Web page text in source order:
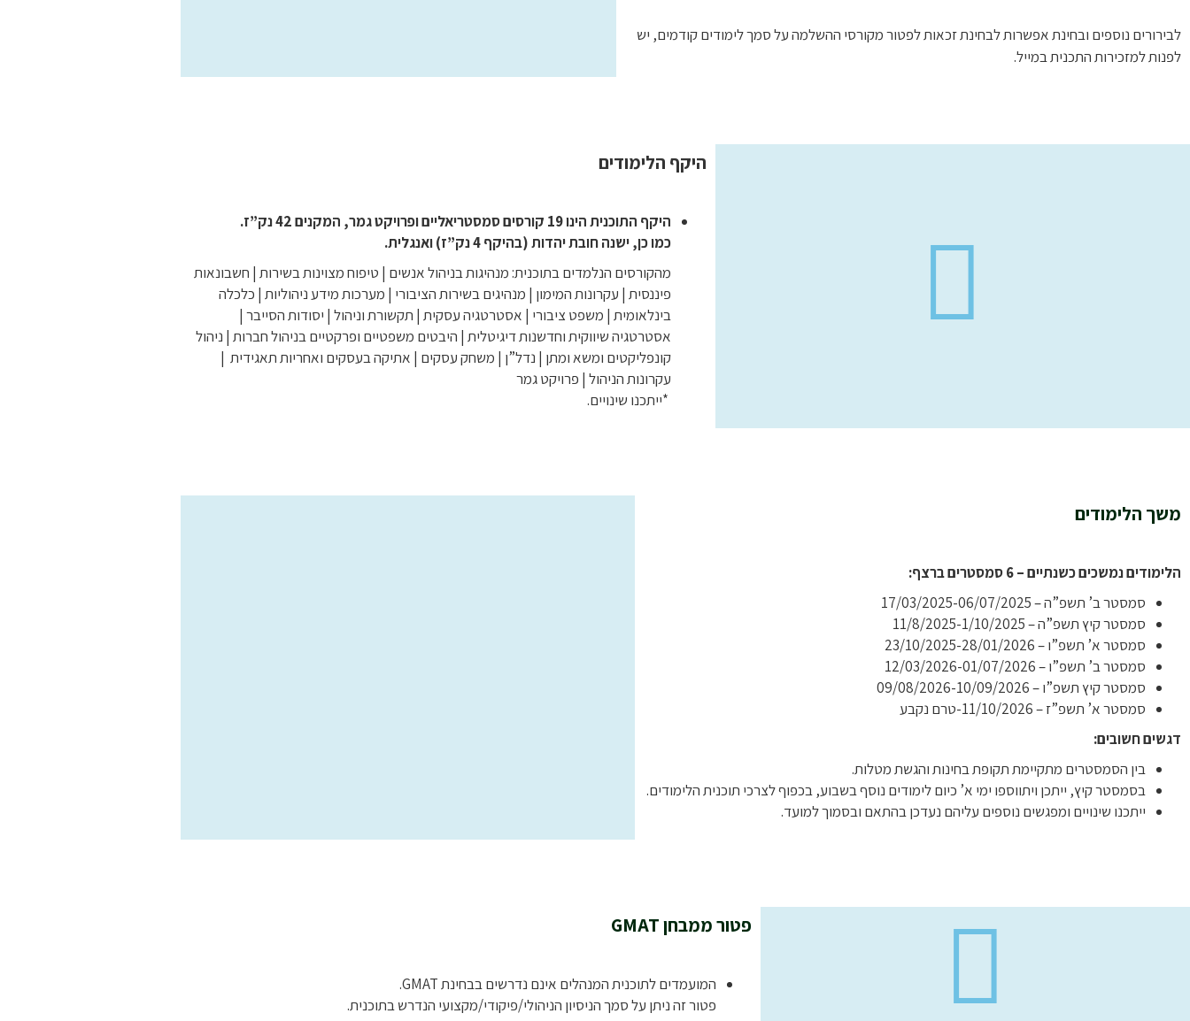
לבירורים נוספים ובחינת אפשרות לבחינת זכאות לפטור מקורסי ההשלמה על סמך לימודים קודמים, יש
לפנות למזכירות התכנית במייל.
היקף הלימודים
היקף התוכנית הינו 19 קורסים סמסטריאליים ופרויקט גמר, המקנים 42 נק”ז.
כמו כן, ישנה חובת יהדות (בהיקף 4 נק”ז) ואנגלית.
מהקורסים הנלמדים בתוכנית: מנהיגות בניהול אנשים | טיפוח מצוינות בשירות | חשבונאות
פיננסית | עקרונות המימון | מנהיגים בשירות הציבורי | מערכות מידע ניהוליות | כלכלה
בינלאומית | משפט ציבורי | אסטרטגיה עסקית | תקשורת וניהול | יסודות הסייבר |
אסטרטגיה שיווקית וחדשנות דיגיטלית | היבטים משפטיים ופרקטיים בניהול חברות | ניהול
קונפליקטים ומשא ומתן | נדל”ן | משחק עסקים | אתיקה בעסקים ואחריות תאגידית |
עקרונות הניהול | פרויקט גמר
*ייתכנו שינויים.
משך הלימודים
הלימודים נמשכים כשנתיים – 6 סמסטרים ברצף:
סמסטר ב’ תשפ”ה – 17/03/2025-06/07/2025
סמסטר קיץ תשפ”ה – 11/8/2025-1/10/2025
סמסטר א’ תשפ”ו – 23/10/2025-28/01/2026
סמסטר ב’ תשפ”ו – 12/03/2026-01/07/2026
סמסטר קיץ תשפ”ו – 09/08/2026-10/09/2026
סמסטר א’ תשפ”ז – 11/10/2026-טרם נקבע
דגשים חשובים:
בין הסמסטרים מתקיימת תקופת בחינות והגשת מטלות.
בסמסטר קיץ, ייתכן ויתווספו ימי א’ כיום לימודים נוסף בשבוע, בכפוף לצרכי תוכנית הלימודים.
ייתכנו שינויים ומפגשים נוספים עליהם נעדכן בהתאם ובסמוך למועד.
פטור ממבחן GMAT
המועמדים לתוכנית המנהלים אינם נדרשים בבחינת GMAT.
פטור זה ניתן על סמך הניסיון הניהולי/פיקודי/מקצועי הנדרש בתוכנית.